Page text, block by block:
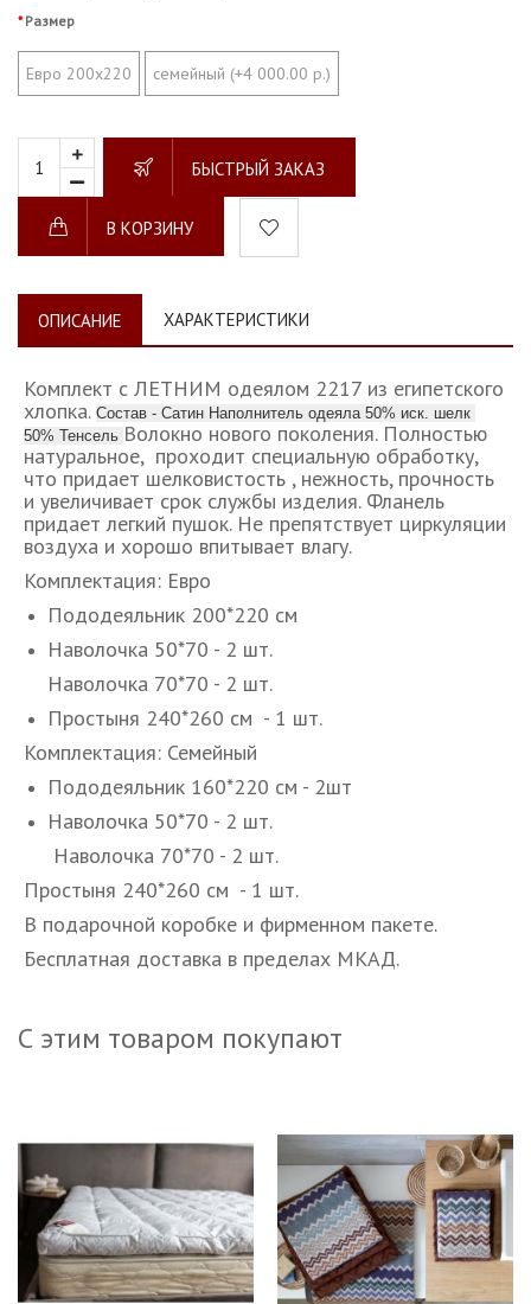
Размер
Евро 200х220 семейный (+4 000.00 р.)
БЫСТРЫЙ ЗАКАЗ
В КОРЗИНУ
ОПИСАНИЕ ХАРАКТЕРИСТИКИ
Комплект с ЛЕТНИМ одеялом 2217 из египетского
хлопка. Состав - Сатин Наполнитель одеяла 50% иск. шелк
50% Тенсель Волокно нового поколения. Полностью
натуральное, проходит специальную обработку,
что придает шелковистость , нежность, прочность
и увеличивает срок службы изделия. Фланель
придает легкий пушок. Не препятствует циркуляции
воздуха и хорошо впитывает влагу.
Комплектация: Евро
Пододеяльник 200*220 см
Наволочка 50*70 - 2 шт.
Наволочка 70*70 - 2 шт.
Простыня 240*260 см - 1 шт.
Комплектация: Семейный
Пододеяльник 160*220 см - 2шт
Наволочка 50*70 - 2 шт.
Наволочка 70*70 - 2 шт.
Простыня 240*260 см - 1 шт.
В подарочной коробке и фирменном пакете.
Бесплатная доставка в пределах МКАД.
С этим товаром покупают